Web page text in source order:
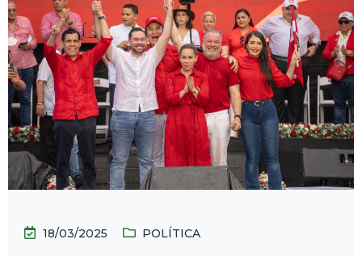
18/03/2025 POLÍTICA